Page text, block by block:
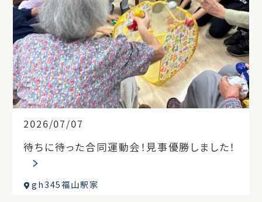
2026/07/07
待ちに待った合同運動会！見事優勝しました！
gh345福山駅家